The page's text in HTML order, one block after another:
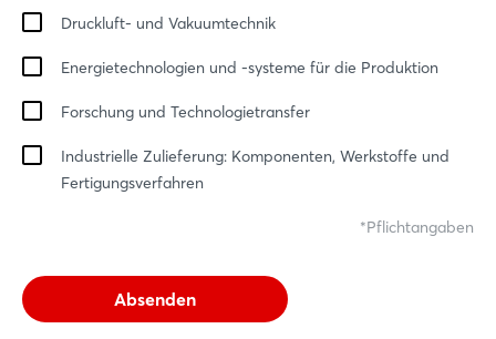
Druckluft- und Vakuumtechnik
Energietechnologien und -systeme für die Produktion
Forschung und Technologietransfer
Industrielle Zulieferung: Komponenten, Werkstoffe und
Fertigungsverfahren
Pflichtangaben
Absenden
Einloggen
Passwort vergessen?
Jetzt registrieren